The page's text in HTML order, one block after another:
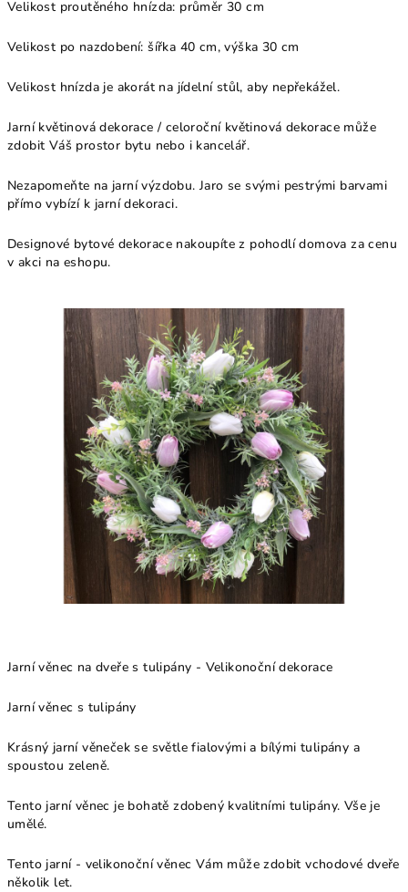
Velikost proutěného hnízda: průměr 30 cm
Velikost po nazdobení: šířka 40 cm, výška 30 cm
Velikost hnízda je akorát na jídelní stůl, aby nepřekážel.
Jarní květinová dekorace / celoroční květinová dekorace může
zdobit Váš prostor bytu nebo i kancelář.
Nezapomeňte na jarní výzdobu. Jaro se svými pestrými barvami
přímo vybízí k jarní dekoraci.
Designové bytové dekorace nakoupíte z pohodlí domova za cenu
v akci na eshopu.
Jarní věnec na dveře s tulipány - Velikonoční dekorace
Jarní věnec s tulipány
Krásný jarní věneček se světle fialovými a bílými tulipány a
spoustou zeleně.
Tento jarní věnec je bohatě zdobený kvalitními tulipány. Vše je
umělé.
Tento jarní - velikonoční věnec Vám může zdobit vchodové dveře
několik let.